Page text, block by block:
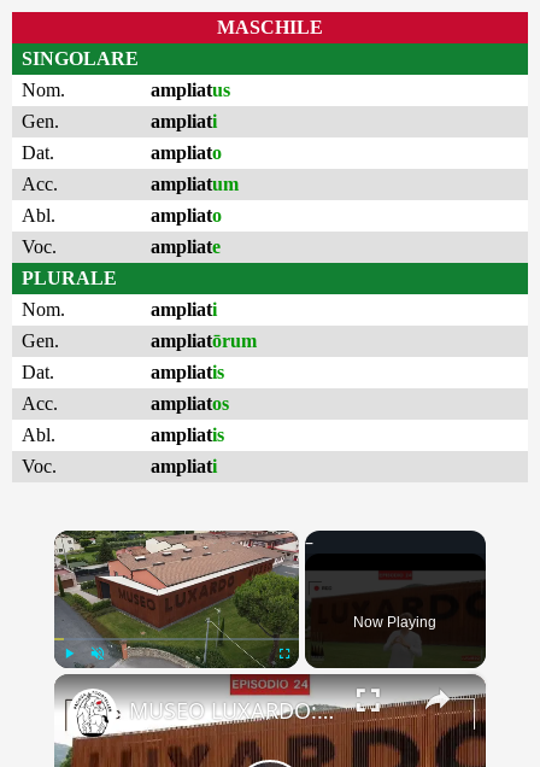
MASCHILE
SINGOLARE
Nom.
ampliatus
Gen.
ampliati
Dat.
ampliato
Acc.
ampliatum
Abl.
ampliato
Voc.
ampliate
PLURALE
Nom.
ampliati
Gen.
ampliatōrum
Dat.
ampliatis
Acc.
ampliatos
Abl.
ampliatis
Voc.
ampliati
×
Fullscreen
Now Playing
×
MUSEO LUXARDO: Un Viaggio nel Tempo e nel Gusto